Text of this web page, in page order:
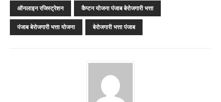
ऑनलाइन रजिस्ट्रेशन कैप्टन योजना पंजाब बेरोजगारी भत्ता
पंजाब बेरोजगारी भत्ता योजना बेरोजगारी भत्ता पंजाब